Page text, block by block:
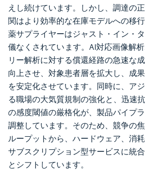
えし続けています。しかし、調達の
関はより効率的な在庫モデルへの移
薬サプライヤーはジャスト・イン・
儀なくされています。AI対応画像解
リー解析に対する償還経路の急速な
向上させ、対象患者層を拡大し、成
を安定化させています。同時に、ア
る職場の大気質規制の強化と、迅速
の感度閾値の厳格化が、製品パイプ
調整しています。そのため、競争の
ループットから、ハードウェア、消
サブスクリプション型サービスに統
とシフトしています。